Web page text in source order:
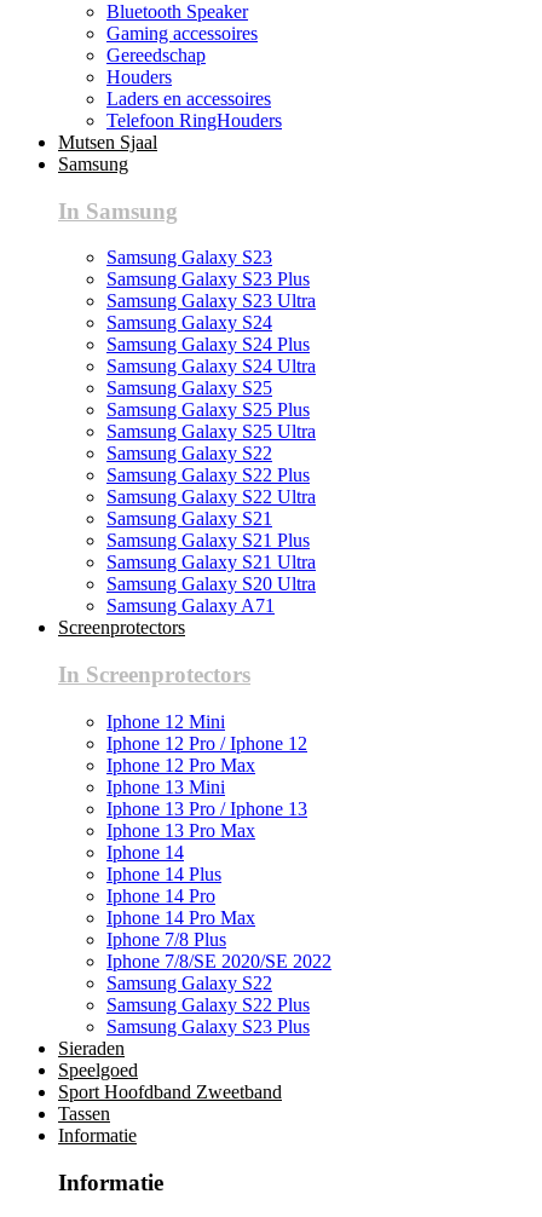
Bluetooth Speaker
Gaming accessoires
Gereedschap
Houders
Laders en accessoires
Telefoon RingHouders
Mutsen Sjaal
Samsung
In Samsung
Samsung Galaxy S23
Samsung Galaxy S23 Plus
Samsung Galaxy S23 Ultra
Samsung Galaxy S24
Samsung Galaxy S24 Plus
Samsung Galaxy S24 Ultra
Samsung Galaxy S25
Samsung Galaxy S25 Plus
Samsung Galaxy S25 Ultra
Samsung Galaxy S22
Samsung Galaxy S22 Plus
Samsung Galaxy S22 Ultra
Samsung Galaxy S21
Samsung Galaxy S21 Plus
Samsung Galaxy S21 Ultra
Samsung Galaxy S20 Ultra
Samsung Galaxy A71
Screenprotectors
In Screenprotectors
Iphone 12 Mini
Iphone 12 Pro / Iphone 12
Iphone 12 Pro Max
Iphone 13 Mini
Iphone 13 Pro / Iphone 13
Iphone 13 Pro Max
Iphone 14
Iphone 14 Plus
Iphone 14 Pro
Iphone 14 Pro Max
Iphone 7/8 Plus
Iphone 7/8/SE 2020/SE 2022
Samsung Galaxy S22
Samsung Galaxy S22 Plus
Samsung Galaxy S23 Plus
Sieraden
Speelgoed
Sport Hoofdband Zweetband
Tassen
Informatie
Informatie